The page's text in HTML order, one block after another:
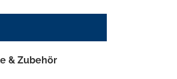
& Zubehör